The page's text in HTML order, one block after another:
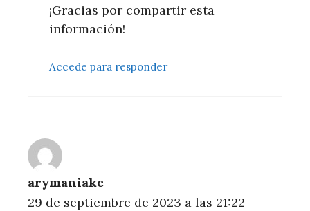
¡Gracias por compartir esta
información!
Accede para responder
arymaniakc
29 de septiembre de 2023 a las 21:22